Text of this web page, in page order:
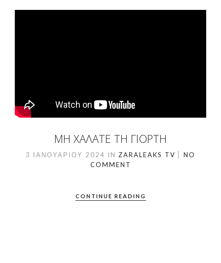
ΜΗ ΧΑΛΑΤΕ ΤΗ ΓΙΟΡΤΗ
3 ΙΑΝΟΥΑΡΊΟΥ 2024 IN ZARALEAKS TV
NO
COMMENT
CONTINUE READING